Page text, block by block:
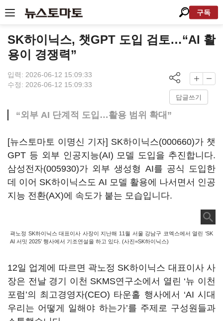
구독
SK하이닉스, 챗GPT 도입 검토…“AI 활
용이 경쟁력”
입력: 2026-06-12 15:09:33
수정: 2026-06-12 15:09:33
답글쓰기
“외부 AI 단계적 도입…활용 범위 확대”
[뉴스토마토 이명신 기자] SK하이닉스(000660)가 챗
GPT 등 외부 인공지능(AI) 모델 도입을 추진합니다.
삼성전자(005930)가 외부 생성형 AI를 공식 도입한
데 이어 SK하이닉스도 AI 모델 활용에 나서면서 인공
지능 전환(AX)에 속도가 붙는 모습입니다.
곽노정 SK하이닉스 대표이사 사장이 지난해 11월 서울 강남구 코엑스에서 열린 ‘SK
AI 서밋 2025’ 행사에서 기조연설을 하고 있다. (사진=SK하이닉스)
12일 업계에 따르면 곽노정 SK하이닉스 대표이사 사
장은 전날 경기 이천 SKMS연구소에서 열린 ‘뉴 이천
포럼’의 최고경영자(CEO) 타운홀 행사에서 ‘AI 시대
우리는 어떻게 일해야 하는가’를 주제로 구성원들과